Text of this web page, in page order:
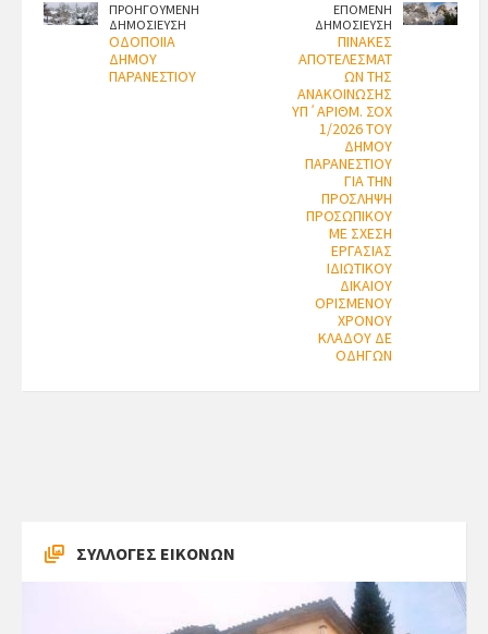
ΠΡΟΗΓΟΥΜΕΝΗ
ΔΗΜΟΣΙΕΥΣΗ
ΟΔΟΠΟΙΙΑ
ΔΗΜΟΥ
ΠΑΡΑΝΕΣΤΙΟΥ
ΕΠΟΜΕΝΗ
ΔΗΜΟΣΙΕΥΣΗ
ΠΙΝΑΚΕΣ
ΑΠΟΤΕΛΕΣΜΑΤ
ΩΝ ΤΗΣ
ΑΝΑΚΟΙΝΩΣΗΣ
ΥΠ΄ΑΡΙΘΜ. ΣΟΧ
1/2026 ΤΟΥ
ΔΗΜΟΥ
ΠΑΡΑΝΕΣΤΙΟΥ
ΓΙΑ ΤΗΝ
ΠΡΟΣΛΗΨΗ
ΠΡΟΣΩΠΙΚΟΥ
ΜΕ ΣΧΕΣΗ
ΕΡΓΑΣΙΑΣ
ΙΔΙΩΤΙΚΟΥ
ΔΙΚΑΙΟΥ
ΟΡΙΣΜΕΝΟΥ
ΧΡΟΝΟΥ
ΚΛΑΔΟΥ ΔΕ
ΟΔΗΓΩΝ
ΣΥΛΛΟΓΕΣ ΕΙΚΟΝΩΝ